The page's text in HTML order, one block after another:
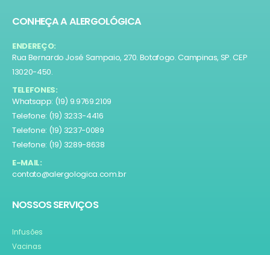
CONHEÇA A ALERGOLÓGICA
ENDEREÇO:
Rua Bernardo José Sampaio, 270. Botafogo. Campinas, SP. CEP
13020-450.
TELEFONES:
Whatsapp: (19) 9.9769.2109
Telefone: (19) 3233-4416
Telefone: (19) 3237-0089
Telefone: (19) 3289-8638
E-MAIL:
contato@alergologica.com.br
NOSSOS SERVIÇOS
Infusões
Vacinas